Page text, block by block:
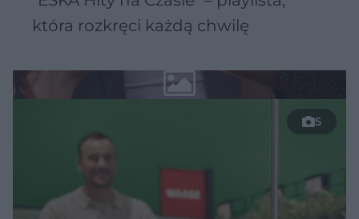
która rozkręci każdą chwilę
5